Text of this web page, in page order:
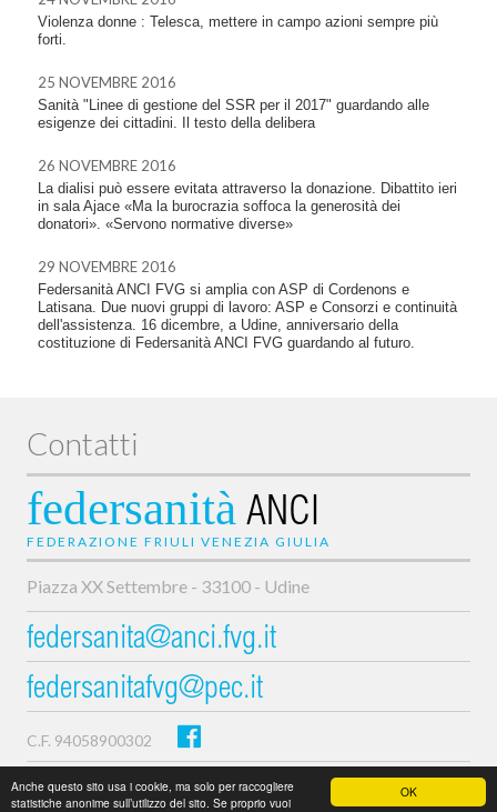
OK
Anche questo sito usa i cookie, ma solo per raccogliere
statistiche anonime sull’utilizzo del sito. Se proprio vuoi
Violenza donne : Telesca, mettere in campo azioni sempre più
forti.
25 NOVEMBRE 2016
Sanità "Linee di gestione del SSR per il 2017" guardando alle
esigenze dei cittadini. Il testo della delibera
26 NOVEMBRE 2016
La dialisi può essere evitata attraverso la donazione. Dibattito ieri
in sala Ajace «Ma la burocrazia soffoca la generosità dei
donatori». «Servono normative diverse»
29 NOVEMBRE 2016
Federsanità ANCI FVG si amplia con ASP di Cordenons e
Latisana. Due nuovi gruppi di lavoro: ASP e Consorzi e continuità
dell'assistenza. 16 dicembre, a Udine, anniversario della
costituzione di Federsanità ANCI FVG guardando al futuro.
Contatti
federsanità ANCI
FEDERAZIONE FRIULI VENEZIA GIULIA
Piazza XX Settembre - 33100 - Udine
federsanita@anci.fvg.it
federsanitafvg@pec.it
C.F. 94058900302
Privacy e cookie policy